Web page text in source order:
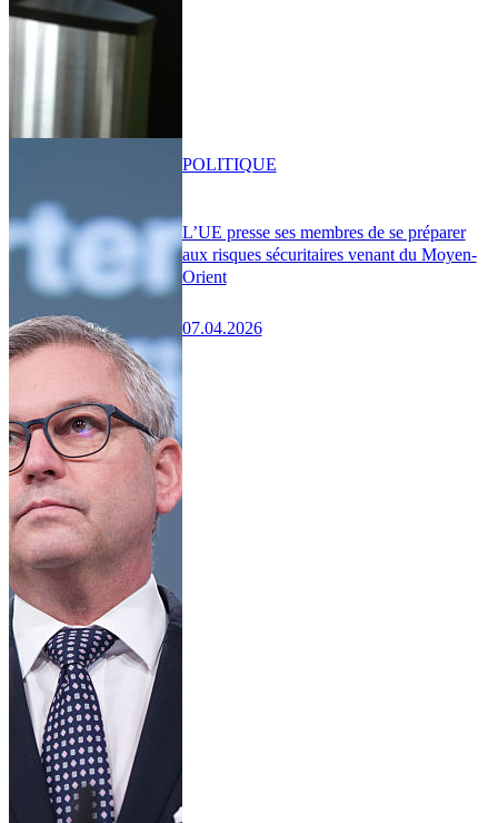
L’UE presse ses membres de se préparer
aux risques sécuritaires venant du Moyen-
Orient
07.04.2026
POLITIQUE